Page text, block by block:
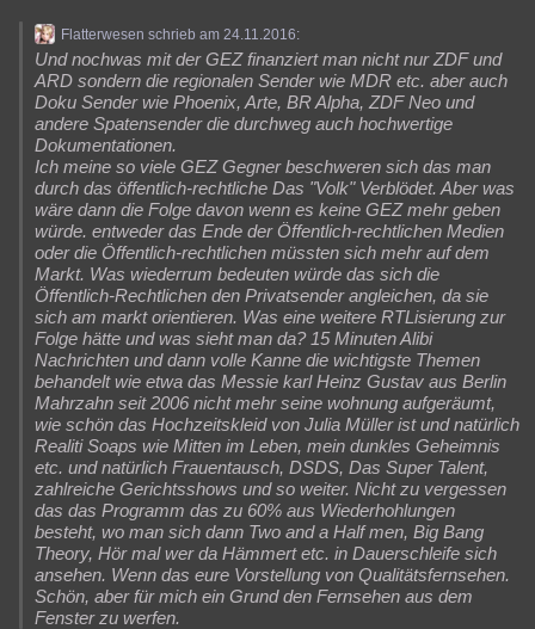
Flatterwesen schrieb am 24.11.2016:
Und nochwas mit der GEZ finanziert man nicht nur ZDF und
ARD sondern die regionalen Sender wie MDR etc. aber auch
Doku Sender wie Phoenix, Arte, BR Alpha, ZDF Neo und
andere Spatensender die durchweg auch hochwertige
Dokumentationen.
Ich meine so viele GEZ Gegner beschweren sich das man
durch das öffentlich-rechtliche Das "Volk" Verblödet. Aber was
wäre dann die Folge davon wenn es keine GEZ mehr geben
würde. entweder das Ende der Öffentlich-rechtlichen Medien
oder die Öffentlich-rechtlichen müssten sich mehr auf dem
Markt. Was wiederrum bedeuten würde das sich die
Öffentlich-Rechtlichen den Privatsender angleichen, da sie
sich am markt orientieren. Was eine weitere RTLisierung zur
Folge hätte und was sieht man da? 15 Minuten Alibi
Nachrichten und dann volle Kanne die wichtigste Themen
behandelt wie etwa das Messie karl Heinz Gustav aus Berlin
Mahrzahn seit 2006 nicht mehr seine wohnung aufgeräumt,
wie schön das Hochzeitskleid von Julia Müller ist und natürlich
Realiti Soaps wie Mitten im Leben, mein dunkles Geheimnis
etc. und natürlich Frauentausch, DSDS, Das Super Talent,
zahlreiche Gerichtsshows und so weiter. Nicht zu vergessen
das das Programm das zu 60% aus Wiederhohlungen
besteht, wo man sich dann Two and a Half men, Big Bang
Theory, Hör mal wer da Hämmert etc. in Dauerschleife sich
ansehen. Wenn das eure Vorstellung von Qualitätsfernsehen.
Schön, aber für mich ein Grund den Fernsehen aus dem
Fenster zu werfen.